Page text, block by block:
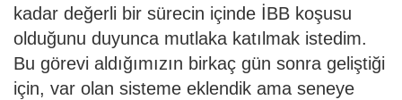
kadar değerli bir sürecin içinde İBB koşusu
olduğunu duyunca mutlaka katılmak istedim.
Bu görevi aldığımızın birkaç gün sonra geliştiği
için, var olan sisteme eklendik ama seneye